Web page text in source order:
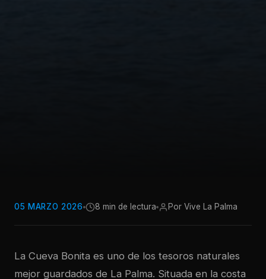
05 MARZO 2026 8 min de lectura Por Vive La Palma
La Cueva Bonita es uno de los tesoros naturales
mejor guardados de La Palma. Situada en la costa